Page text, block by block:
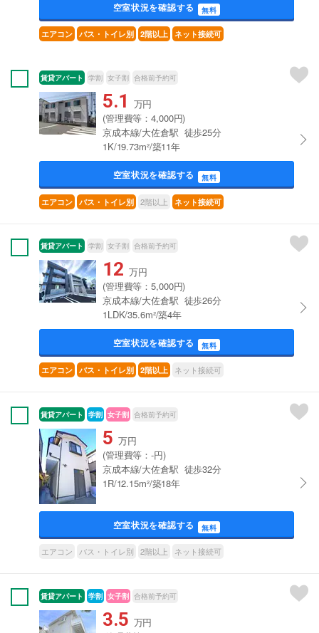
空室状況を確認する 無料
エアコン バス・トイレ別 2階以上 ネット接続可
賃貸アパート 学割 女子割 合格前予約可
5.1 万円
(管理費等：4,000円)
京成本線/大佐倉駅 徒歩25分
1K/19.73m²/築11年
空室状況を確認する 無料
エアコン バス・トイレ別 2階以上 ネット接続可
賃貸アパート 学割 女子割 合格前予約可
12 万円
(管理費等：5,000円)
京成本線/大佐倉駅 徒歩26分
1LDK/35.6m²/築4年
空室状況を確認する 無料
エアコン バス・トイレ別 2階以上 ネット接続可
賃貸アパート 学割 女子割 合格前予約可
5 万円
(管理費等：-円)
京成本線/大佐倉駅 徒歩32分
1R/12.15m²/築18年
空室状況を確認する 無料
エアコン バス・トイレ別 2階以上 ネット接続可
賃貸アパート 学割 女子割 合格前予約可
3.5 万円